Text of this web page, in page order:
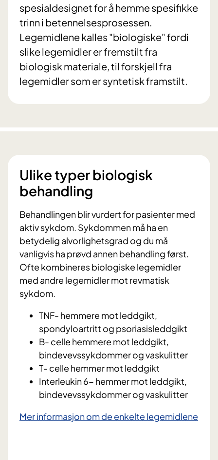
spesialdesignet for å hemme spesifikke
trinn i betennelsesprosessen.
Legemidlene kalles "biologiske" fordi
slike legemidler er fremstilt fra
biologisk materiale, til forskjell fra
legemidler som er syntetisk framstilt.
Ulike typer biologisk
behandling
Behandlingen blir vurdert for pasienter med
aktiv sykdom. Sykdommen må ha en
betydelig alvorlighetsgrad og du må
vanligvis ha prøvd annen behandling først.
Ofte kombineres biologiske legemidler
med andre legemidler mot revmatisk
sykdom.
TNF- hemmere mot leddgikt,
spondyloartritt og psoriasisleddgikt
B- celle hemmere mot leddgikt,
bindevevssykdommer og vaskulitter
T- celle hemmer mot leddgikt
Interleukin 6- hemmer mot leddgikt,
bindevevssykdommer og vaskulitter
Mer informasjon om de enkelte legemidlene